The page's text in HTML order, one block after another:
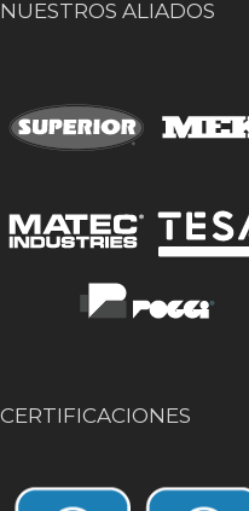
NUESTROS ALIADOS
CERTIFICACIONES